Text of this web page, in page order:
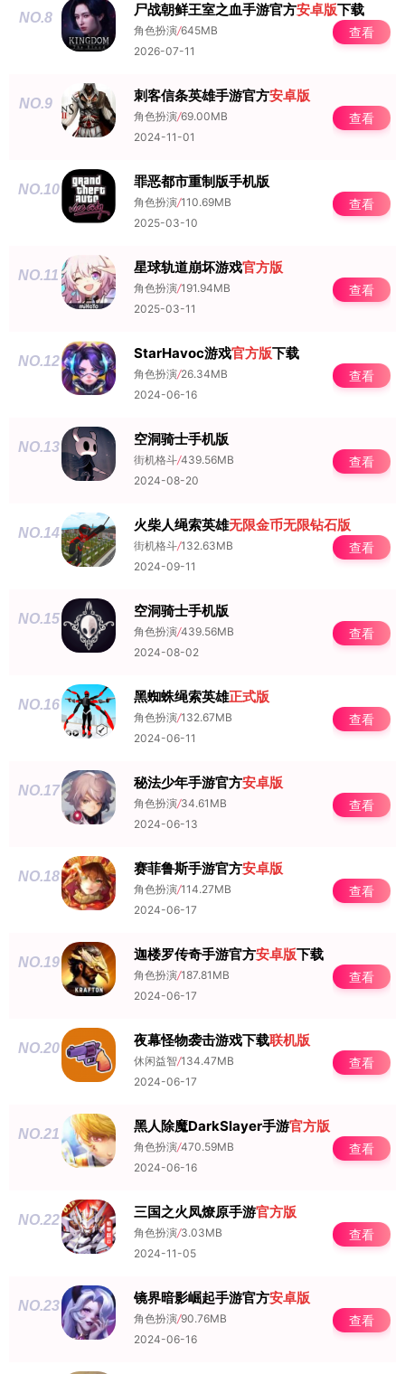
NO.8 尸战朝鲜王室之血手游官方安卓版下载
角色扮演/645MB
2026-07-11
查看
NO.9 刺客信条英雄手游官方安卓版
角色扮演/69.00MB
2024-11-01
查看
NO.10 罪恶都市重制版手机版
角色扮演/110.69MB
2025-03-10
查看
NO.11 星球轨道崩坏游戏官方版
角色扮演/191.94MB
2025-03-11
查看
NO.12 StarHavoc游戏官方版下载
角色扮演/26.34MB
2024-06-16
查看
NO.13 空洞骑士手机版
街机格斗/439.56MB
2024-08-20
查看
NO.14 火柴人绳索英雄无限金币无限钻石版
街机格斗/132.63MB
2024-09-11
查看
NO.15 空洞骑士手机版
角色扮演/439.56MB
2024-08-02
查看
NO.16 黑蜘蛛绳索英雄正式版
角色扮演/132.67MB
2024-06-11
查看
NO.17 秘法少年手游官方安卓版
角色扮演/34.61MB
2024-06-13
查看
NO.18 赛菲鲁斯手游官方安卓版
角色扮演/114.27MB
2024-06-17
查看
NO.19 迦楼罗传奇手游官方安卓版下载
角色扮演/187.81MB
2024-06-17
查看
NO.20 夜幕怪物袭击游戏下载联机版
休闲益智/134.47MB
2024-06-17
查看
NO.21 黑人除魔DarkSlayer手游官方版
角色扮演/470.59MB
2024-06-16
查看
NO.22 三国之火凤燎原手游官方版
角色扮演/3.03MB
2024-11-05
查看
NO.23 镜界暗影崛起手游官方安卓版
角色扮演/90.76MB
2024-06-16
查看